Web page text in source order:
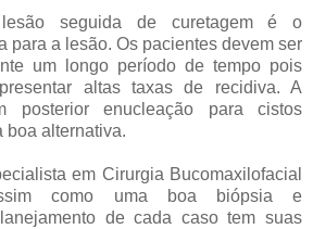
seguida de curetagem é o
para a lesão. Os pacientes devem ser
um longo período de tempo pois
altas taxas de recidiva. A
posterior enucleação para cistos
boa alternativa.
em Cirurgia Bucomaxilofacial
como uma boa biópsia e
de cada caso tem suas